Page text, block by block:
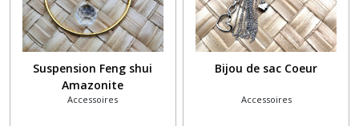
Suspension Feng shui
Amazonite
Accessoires
Bijou de sac Coeur
Accessoires